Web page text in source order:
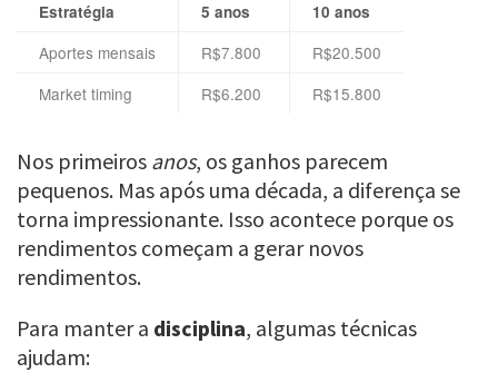
Estratégia 5 anos 10 anos
Aportes mensais R$7.800
R$20.500
Market timing
R$6.200 R$15.800
Nos primeiros anos, os ganhos parecem
pequenos. Mas após uma década, a diferença se
torna impressionante. Isso acontece porque os
rendimentos começam a gerar novos
rendimentos.
Para manter a disciplina, algumas técnicas
ajudam: